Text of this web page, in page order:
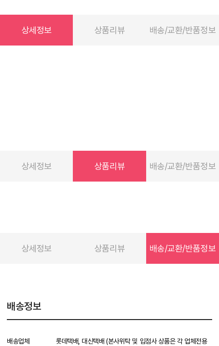
상세정보 상품리뷰 배송/교환/반품정보
상세정보 상품리뷰 배송/교환/반품정보
상세정보 상품리뷰 배송/교환/반품정보
배송정보
배송업체
롯데택배, 대신택배 (본사위탁 및 입점사 상품은 각 업체전용